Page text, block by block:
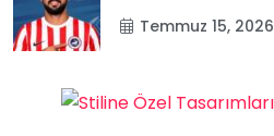
Temmuz 15, 2026